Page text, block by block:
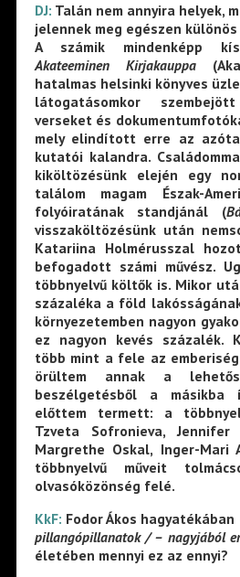
DJ: Talán nem annyira helyek,
jelennek meg egészen
A számik mindenképp
Akateeminen Kirjakauppa
hatalmas helsinki könyves
látogatásomkor
verseket és
mely elindított erre az
kutatói kalandra.
kiköltözésünk elején egy
találom magam Észak-
folyóiratának standjánál (
visszaköltözésünk után
Katariina Holmérusszal
befogadott számi művész.
többnyelvű költők is. Mikor
százaléka a föld
környezetemben nagyon
ez nagyon kevés százalék.
több mint a fele az
örültem annak a
beszélgetésből a másikba
előttem termett: a
Tzveta Sofronieva, Jennifer
Margrethe Oskal, Inger-Mari
többnyelvű műveit
olvasóközönség felé.
KkF: Fodor Ákos hagyatékában
pillangópillanatok / – nagyjából
életében mennyi ez az ennyi?